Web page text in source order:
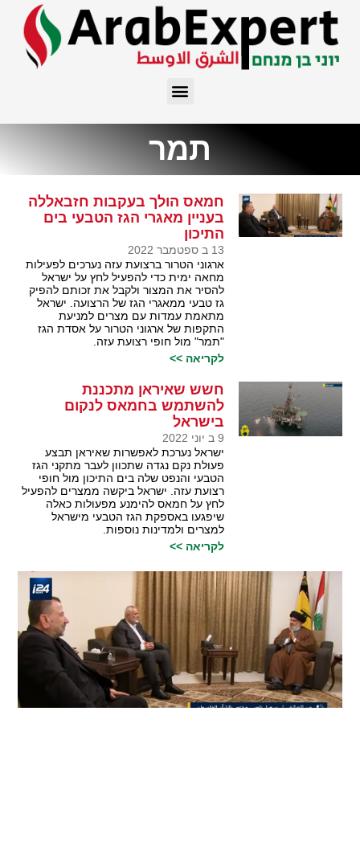
תמר
חמאס הולך בעקבות חזבאללה
בעניין מאגרי הגז הטבעי בים
התיכון
13 ב ספטמבר 2022
ארגוני הטרור ברצועת עזה נערכים לפעילות
מחאה ימית כדי להפעיל לחץ על ישראל
להסיר את המצור ולקבל את זכותם להפיק
גז טבעי ממאגרי הגז של הרצועה. ישראל
מתאמת עמדות עם מצרים למניעת
התקפות של ארגוני הטרור על אסדת הגז
"תמר" מול חופי רצועת עזה.
לקריאה >>
חשש שאיראן מתכננת
להשתמש בחמאס לנקום
בישראל
9 ב יוני 2022
ישראל נערכת לאפשרות שאיראן תבצע
פעולת נקם נגדה שתכוון לעבר מתקני הגז
הטבעי והנפט שלה בים התיכון מול חופי
רצועת עזה. ישראל ביקשה ממצרים להפעיל
לחץ על חמאס להימנע מפעולות כאלה
שיפגעו באספקת הגז הטבעי מישראל
למצרים ולמדינות נוספות.
לקריאה >>